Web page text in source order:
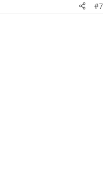
#7